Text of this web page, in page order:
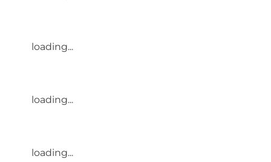
loading...
loading...
loading...